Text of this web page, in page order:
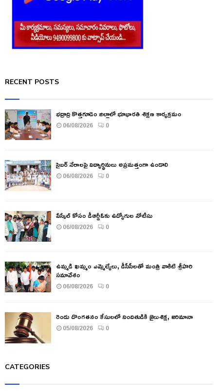
RECENT POSTS
భద్రాద్రి కొత్తగూడెం జిల్లాలో భూభారతి శిక్షణ కార్యక్రమం
06/08/2026 0
సైబర్ నేరాలపై విద్యార్థినులు అప్రమత్తంగా ఉండాలి
06/08/2026 0
పేస్కేల్ కోసం డీఆర్డీఓకు ఉద్యోగుల నోటీసు
06/08/2026 0
ఉమ్మడి ఖమ్మం ఎమ్మెల్యేలు, డీసీసీలతో మంత్రి వాకిటి శ్రీహరి
సమావేశం
06/08/2026 0
రెండు దొంగతనం కేసులలో నిందితుడికి జైలుశిక్ష, జరిమానా
05/08/2026 0
CATEGORIES